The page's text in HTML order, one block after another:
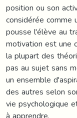
position ou son
considérée
pousse l'élève au
motivation est une
la plupart des
pas au sujet sans
un ensemble
des autres selon
vie psychologique